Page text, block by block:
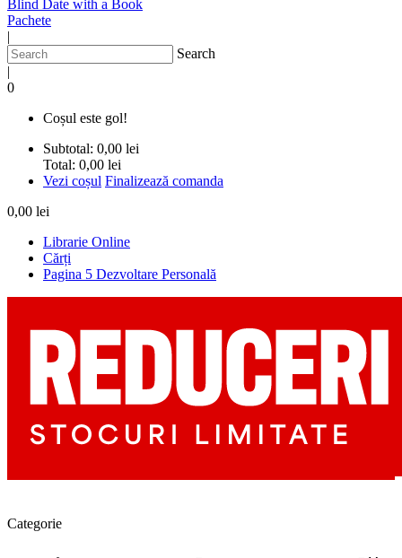
Blind Date with a Book
Pachete
|
Search
|
0
Coșul este gol!
Subtotal: 0,00 lei
Total: 0,00 lei
Vezi coșul Finalizează comanda
0,00 lei
Librarie Online
Cărți
Pagina 5 Dezvoltare Personală
Categorie